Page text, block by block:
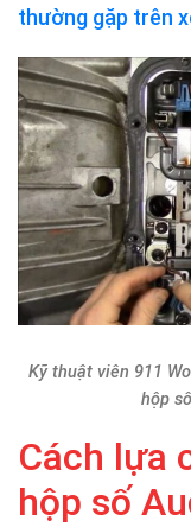
thường gặp trên
Kỹ thuật viên 911
hộp
Cách lựa
hộp số